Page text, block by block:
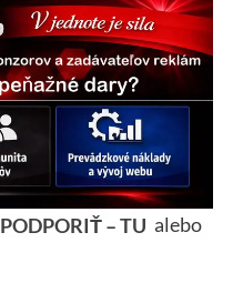
PODPORIŤ – TU alebo